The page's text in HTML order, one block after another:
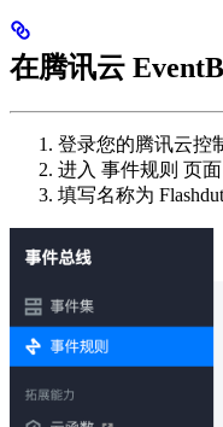
在腾讯云
登录您的腾讯云控
进入 事件规则 页
填写名称为